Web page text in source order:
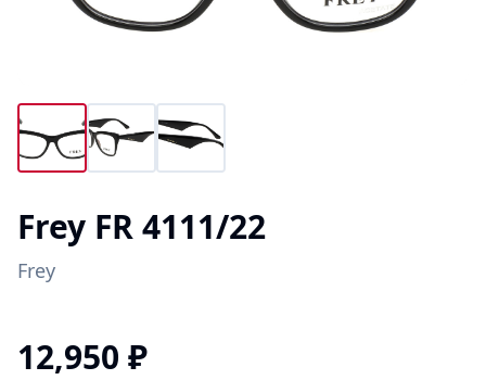
Frey FR 4111/22
Frey
12,950 ₽